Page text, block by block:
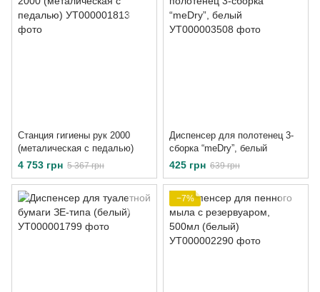
Станция гигиены рук 2000
(металическая с педалью)
4 753 грн 5 367 грн
Диспенсер для полотенец 3-
сборка “meDry”, белый
425 грн 639 грн
−7%